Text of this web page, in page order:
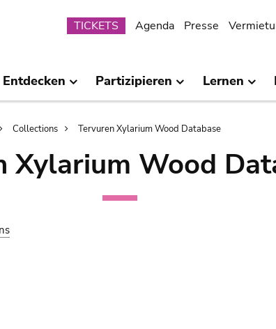
Submenu
TICKETS Agenda Presse
Entdecken Partizipieren Lernen
Collections Tervuren Xylarium Wood Database
Xylarium Wood